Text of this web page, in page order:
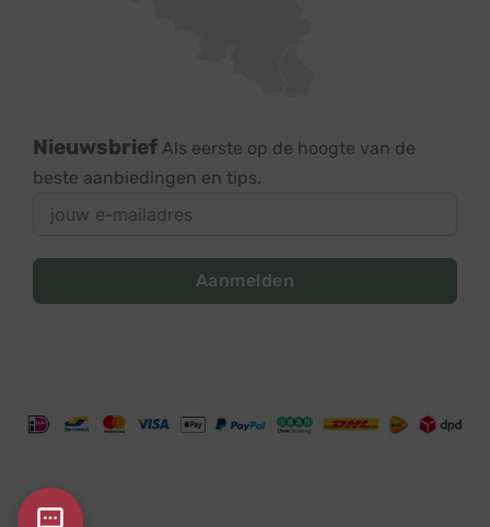
Nieuwsbrief Als eerste op de hoogte van de
beste aanbiedingen en tips.
Aanmelden